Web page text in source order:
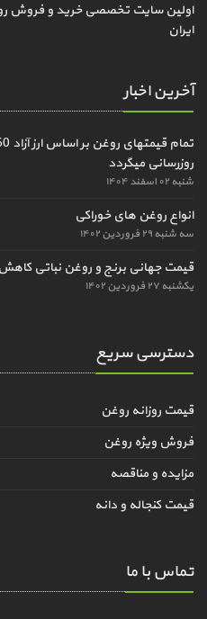
اولین سایت تخصصی خرید و فروش
ایران
آخرین اخبار
روزرسانی میگردد
شنبه ۰۲ اسفند ۱۴۰۴
انواع روغن های خوراکی
سه شنبه ۲۹ فروردین ۱۴۰۲
قیمت جهانی برنج و روغن نباتی
یکشنبه ۲۷ فروردین ۱۴۰۲
دسترسی سریع
قیمت روزانه روغن
فروش ویژه روغن
مزایده و مناقصه
قیمت کنجاله و دانه
تماس با ما